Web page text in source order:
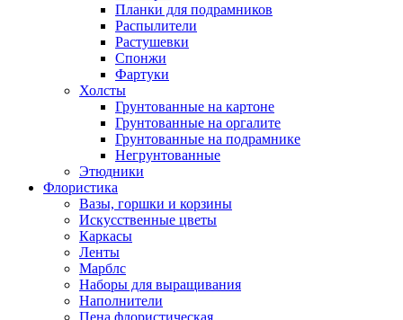
Планки для подрамников
Распылители
Растушевки
Спонжи
Фартуки
Холсты
Грунтованные на картоне
Грунтованные на оргалите
Грунтованные на подрамнике
Негрунтованные
Этюдники
Флористика
Вазы, горшки и корзины
Искусственные цветы
Каркасы
Ленты
Марблс
Наборы для выращивания
Наполнители
Пена флористическая